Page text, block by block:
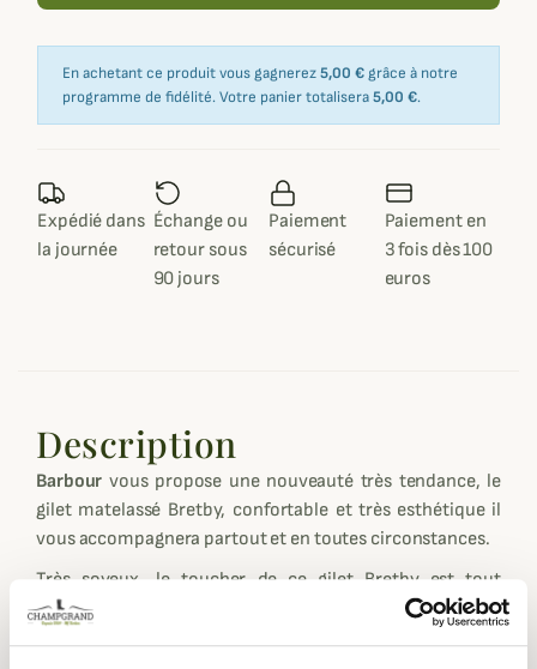
En achetant ce produit vous gagnerez5,00 € grâce à notre
programme de fidélité. Votre panier totalisera5,00 €.
Expédié dans
la journée
Échange ou
retour sous
90 jours
Paiement
sécurisé
Paiement en
3 fois dès 100
euros
Description
Barbour vous propose une nouveauté très tendance, le
gilet matelassé Bretby, confortable et très esthétique il
vous accompagnera partout et en toutes circonstances.
Très soyeux, le toucher de ce gilet Bretby est tout
simplement exceptionnel, vous aurez une sensation